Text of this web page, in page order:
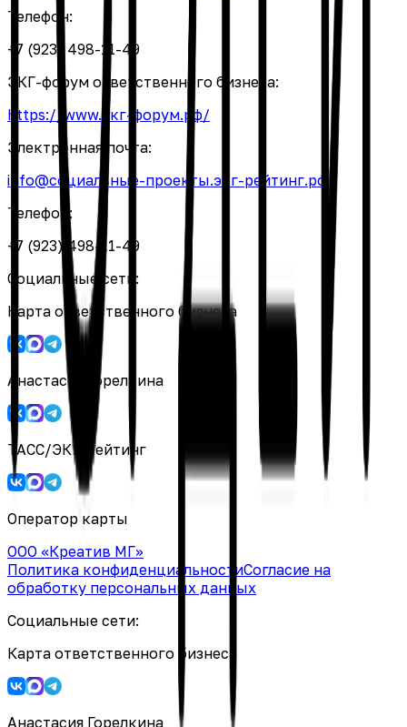
Телефон:
+7 (923) 498-11-49
ЭКГ-форум ответственного бизнеса:
https://www.экг-форум.рф/
Электронная почта:
info@социальные-проекты.экг-рейтинг.рф
Телефон:
+7 (923) 498-11-49
Социальные сети:
Карта ответственного бизнеса
Анастасия Горелкина
ТАСС/ЭКГ-рейтинг
Оператор карты
ООО «Креатив МГ»
Политика конфиденциальностиСогласие на
обработку персональных данных
Социальные сети:
Карта ответственного бизнеса
Анастасия Горелкина